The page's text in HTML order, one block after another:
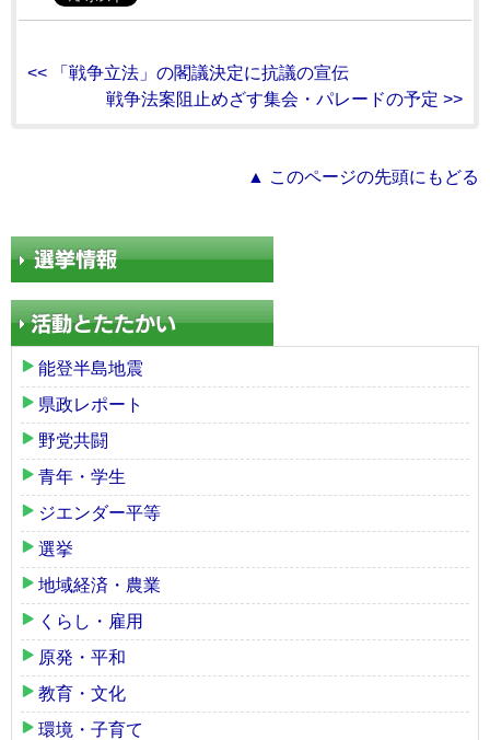
<< 「戦争立法」の閣議決定に抗議の宣伝
戦争法案阻止めざす集会・パレードの予定 >>
▲ このページの先頭にもどる
能登半島地震
県政レポート
野党共闘
青年・学生
ジエンダー平等
選挙
地域経済・農業
くらし・雇用
原発・平和
教育・文化
環境・子育て